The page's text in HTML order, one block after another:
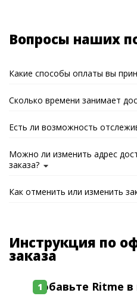
Вопросы наших
Какие способы оплаты вы
Сколько времени занимает
Есть ли возможность
Можно ли изменить адрес
заказа?
Как отменить или изменить
Инструкция по
заказа
Добавьте Ritme в